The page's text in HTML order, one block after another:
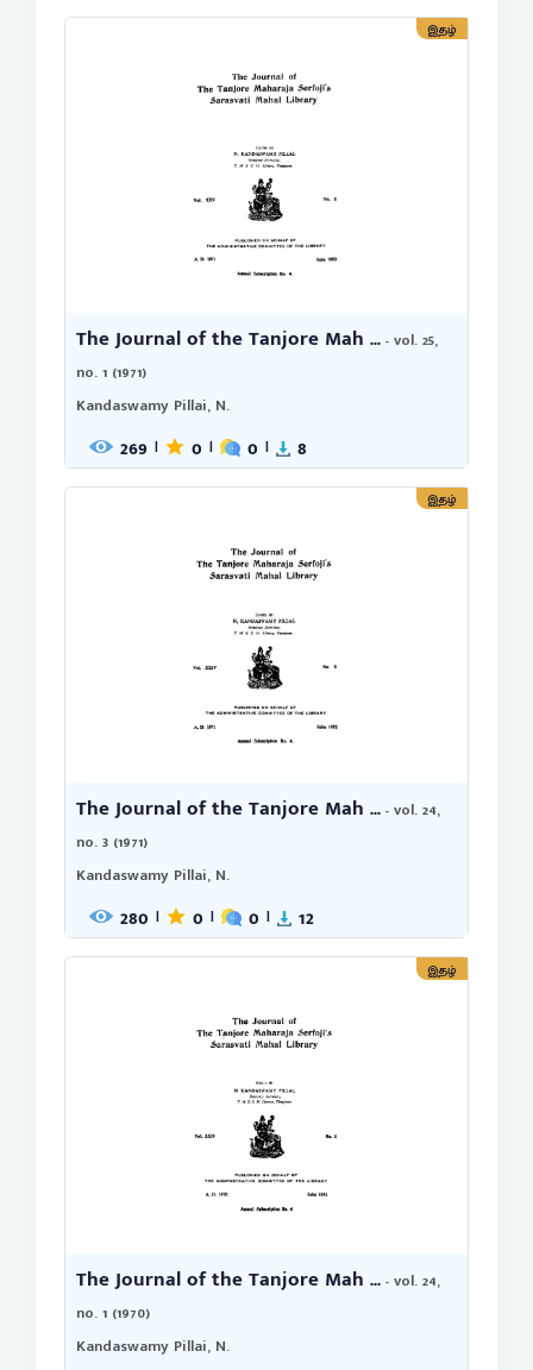
இதழ்
The Journal of the Tanjore Mah ...- vol. 25,
no. 1 (1971)
Kandaswamy Pillai, N.
269 | 0 | 0 | 8
இதழ்
The Journal of the Tanjore Mah ...- vol. 24,
no. 3 (1971)
Kandaswamy Pillai, N.
280 | 0 | 0 | 12
இதழ்
The Journal of the Tanjore Mah ...- vol. 24,
no. 1 (1970)
Kandaswamy Pillai, N.